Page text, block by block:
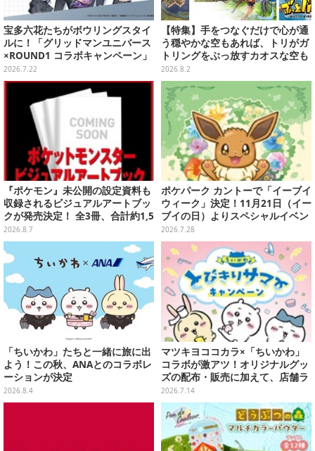
宝多六花たちがボウリングスタイ
ルに！「グリッドマンユニバース
×ROUND1 コラボキャンペーン」
開催決定、企画やグッズ販売を実
施
2026.7.22
【特集】手をつなぐだけで心が通
う穏やかな空もあれば、トリがガ
トリングをぶっ放すカオスな空も
ある！“空”がテーマのおすすめゲ
ーム5選
2026.8.2
『ポケモン』未公開の設定資料も
収録されるビジュアルアートブッ
クが発売決定！ 全3冊、合計約1,5
00ページの大ボリュームでシリー
ズ30年を振り返る
2026.8.7
ポケパーク カントーで「イーブイ
ウィーク」決定！11月21日（イー
ブイの日）よりスペシャルイベン
ト開催
2026.7.28
「ちいかわ」たちと一緒に旅に出
よう！この秋、ANAとのコラボレ
ーションが決定
2026.8.4
マツキヨココカラ×「ちいかわ」
コラボが激アツ！オリジナルグッ
ズの配布・販売に加えて、店舗ラ
ッピングや”花火打ち上げ”まで盛
り沢山
2026.7.14